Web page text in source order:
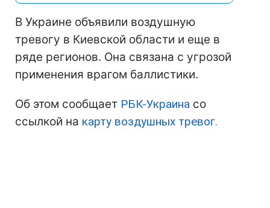
В Украине объявили воздушную
тревогу в Киевской области и еще в
ряде регионов. Она связана с угрозой
применения врагом баллистики.
Об этом сообщает РБК-Украина со
ссылкой на карту воздушных тревог.